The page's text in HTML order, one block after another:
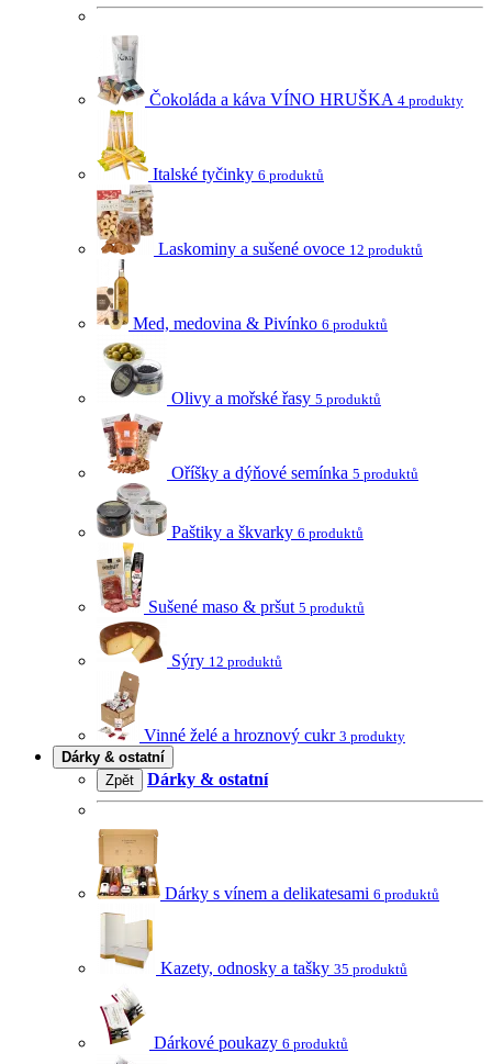
Čokoláda a káva VÍNO HRUŠKA 4 produkty
Italské tyčinky 6 produktů
Laskominy a sušené ovoce 12 produktů
Med, medovina & Pivínko 6 produktů
Olivy a mořské řasy 5 produktů
Oříšky a dýňové semínka 5 produktů
Paštiky a škvarky 6 produktů
Sušené maso & pršut 5 produktů
Sýry 12 produktů
Vinné želé a hroznový cukr 3 produkty
Dárky & ostatní
Zpět
Dárky & ostatní
Dárky s vínem a delikatesami 6 produktů
Kazety, odnosky a tašky 35 produktů
Dárkové poukazy 6 produktů